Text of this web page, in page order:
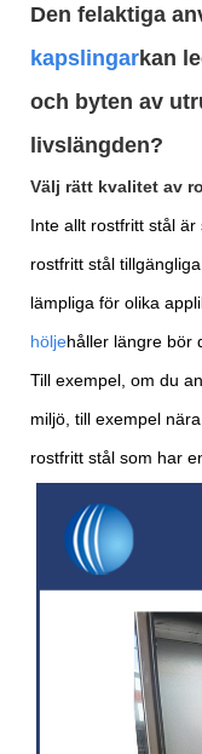
Den felaktiga
kapslingarkan
och byten av
livslängden?
Välj rätt kvalitet av
Inte allt rostfritt stål
rostfritt stål
lämpliga för olika
höljehåller längre bör
Till exempel, om du
miljö, till exempel
rostfritt stål som har